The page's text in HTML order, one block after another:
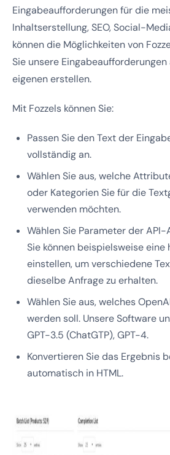
Eingabeaufforderungen für die
Inhaltserstellung, SEO, Social-
können die Möglichkeiten von
Sie unsere
eigenen erstellen.
Mit Fozzels können Sie:
Passen Sie den Text der
vollständig an.
Wählen Sie aus, welche
oder Kategorien Sie für die
verwenden möchten.
Wählen Sie Parameter der API-
Sie können beispielsweise eine
einstellen, um verschiedene
dieselbe Anfrage zu erhalten.
Wählen Sie aus, welches
werden soll. Unsere Software
GPT-3.5 (ChatGTP), GPT-4.
Konvertieren Sie das Ergebnis
automatisch in HTML.